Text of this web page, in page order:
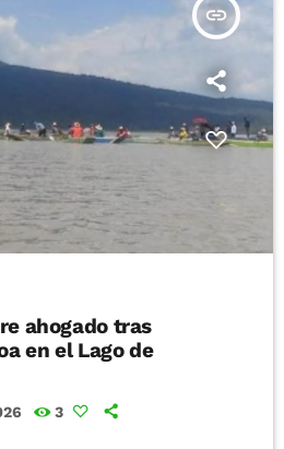
insert_link
ahogado tras
en el Lago de
3